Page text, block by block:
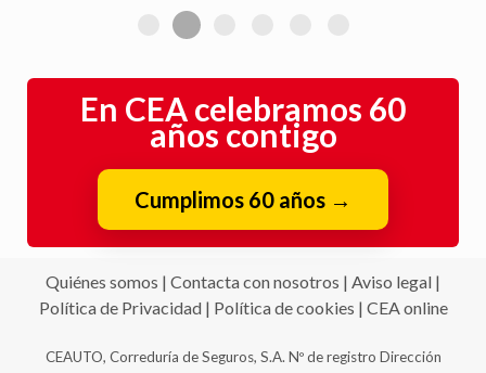
En CEA celebramos 60
años contigo
Cumplimos 60 años →
Quiénes somos | Contacta con nosotros | Aviso legal |
Política de Privacidad| Política de cookies | CEA online
CEAUTO, Correduría de Seguros, S.A. Nº de registro Dirección